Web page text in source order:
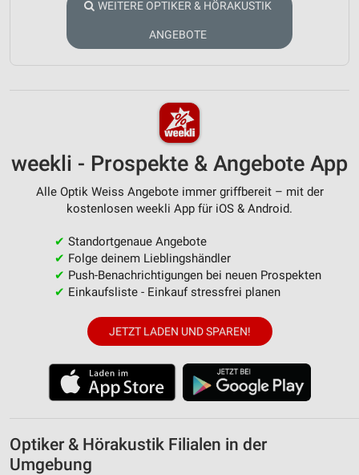
WEITERE OPTIKER & HÖRAKUSTIK
ANGEBOTE
weekli - Prospekte & Angebote App
Alle Optik Weiss Angebote immer griffbereit – mit der
kostenlosen weekli App für iOS & Android.
✔ Standortgenaue Angebote
✔ Folge deinem Lieblingshändler
✔ Push-Benachrichtigungen bei neuen Prospekten
✔ Einkaufsliste - Einkauf stressfrei planen
JETZT LADEN UND SPAREN!
Optiker & Hörakustik Filialen in der
Umgebung